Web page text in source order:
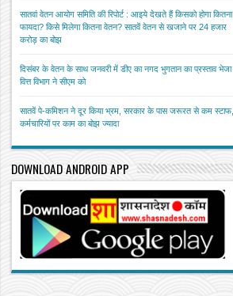
सातवां वेतन आयोग समिति की रिपोर्ट : आइये देखते हैं किसको होगा कितना
फायदा? किसे मिलेगा कितना वेतन? सातवें वेतन से खजाने पर 24 हजार
करोड़ का बोझ
दिसंबर के वेतन के साथ जनवरी में डीए का नगद भुगतान का प्रस्ताव भेजा
वित्त विभाग ने सीएम को
सातवें पे-कमिशन ने दूर किया भ्रम, सरकार के पास जरूरत से कम स्टाफ,
कर्मचारियों पर काम का बोझ ज्यादा
DOWNLOAD ANDROID APP